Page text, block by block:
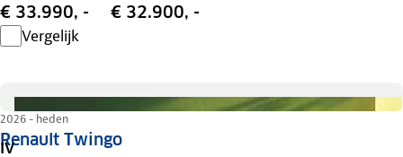
€ 33.990, - € 32.900, -
Vergelijk
Renault Twingo
2026 - heden
IV